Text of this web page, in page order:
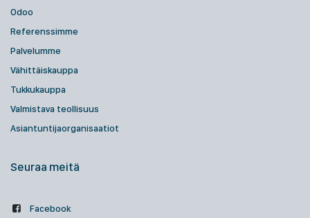
Odoo
Referenssimme
Palvelumme
Vähittäiskauppa
Tukkukauppa
Valmistava teollisuus
Asiantuntijaorganisaatiot
Seuraa meitä
Facebook